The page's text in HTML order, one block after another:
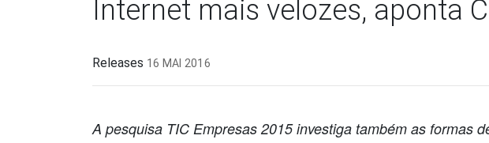
Internet mais velozes, aponta
Releases 16 MAI 2016
A pesquisa TIC Empresas 2015 investiga também as formas